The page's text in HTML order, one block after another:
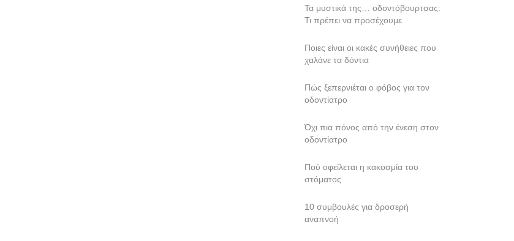
Τα μυστικά της… οδοντόβουρτσας:
Τι πρέπει να προσέχουμε
Ποιες είναι οι κακές συνήθειες που
χαλάνε τα δόντια
Πώς ξεπερνιέται ο φόβος για τον
οδοντίατρο
Όχι πια πόνος από την ένεση στον
οδοντίατρο
Πού οφείλεται η κακοσμία του
στόματος
10 συμβουλές για δροσερή
αναπνοή